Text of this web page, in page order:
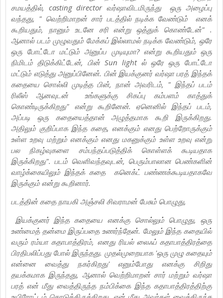
சமயத்தில், casting director வர்ஷாவிடமிருந்து ஒரு அழைப்பு
வந்தது, " வெற்றிமாறன் சார் படத்தில் நடிக்க வேண்டும் எனக்
கூறியதும், நானும் உடனே சரி என்று ஒத்துக் கொண்டேன்" .
ஆனால் படம் முழுவதும் மேக்கப் இல்லாமல் நடிக்க வேண்டும், ஒரே
ஒரு போட்டோ மட்டும் அனுப்ப முடியுமா? என்று கூறியதும் ஒரு
நிமிடம் திடுக்கிட்டேன், பின் Sun light ல் ஒரே ஒரு போட்டோ
மட்டும் எடுத்து அனுப்பினேன். பின் இயக்குனர் வர்ஷா பரத் இந்தக்
கதையை சொல்லி முடித்த பின், நான் அவரிடம், " இந்தப் படம்
ரிலீஸ் ஆனவுடன் உங்களுக்கு சிகப்பு கம்பளம் காத்துக்
கொண்டிருக்கிறது" என்று கூறினேன். ஏனெனில் இந்தப் படம்,
அப்படி ஒரு கதையைத்தான் அழுத்தமாக கூறி இருக்கிறது.
அதிலும் குறிப்பாக இந்த கதை, எனக்கும் எனது பெற்றோருக்கும்
உள்ள உறவு மற்றும் எனக்கும் எனது மகனுக்கும் உள்ள உறவு என்று
பல நிகழ்வுகளை சம்பந்தப்படுத்திக் கொள்ளக் கூடியதாக
இருக்கிறது". படம் வெளிவந்தவுடன், பெரும்பாலான பெண்களின்
வாழ்க்கையிலும் இந்தக் கதை கனெக்ட் பண்ணக்கூடியதாகவே
இருக்கும் என்று கூறினார்.
படத்தின் கதை நாயகி அஞ்சலி சிவராமன் பேசும் பொழுது,
இயக்குனர் இந்த கதையை எனக்கு சொல்லும் பொழுது, ஒரு
உண்மைத் தன்மை இருப்பதை உணர்ந்தேன். மேலும் இந்த கதையில்
வரும் ரம்யா கதாபாத்திரம், எனது ரியல் லைஃப் கதாபாத்திரத்தை
பிரதிபலிப்பது போல் இருந்தது. முதல்முறையாக 'ஒரு முழு கதையும்
என்னை வைத்து நகர்கிறது' எனும்போது எனக்கு சிறிது
தயக்கமாக இருந்தது, ஆனால் வெற்றிமாறன் சார் மற்றும் வர்ஷா
பரத் என் மீது வைத்திருந்த நம்பிக்கை இந்த கதாபாத்திரத்திற்கு